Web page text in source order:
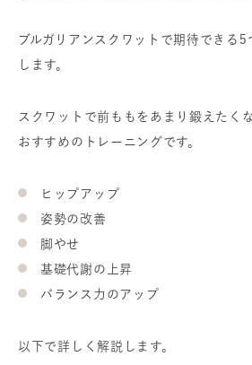
ブルガリアンスクワットで期待できる5
します。
スクワットで前ももをあまり鍛えたく
おすすめのトレーニングです。
ヒップアップ
姿勢の改善
脚やせ
基礎代謝の上昇
バランス力のアップ
以下で詳しく解説します。